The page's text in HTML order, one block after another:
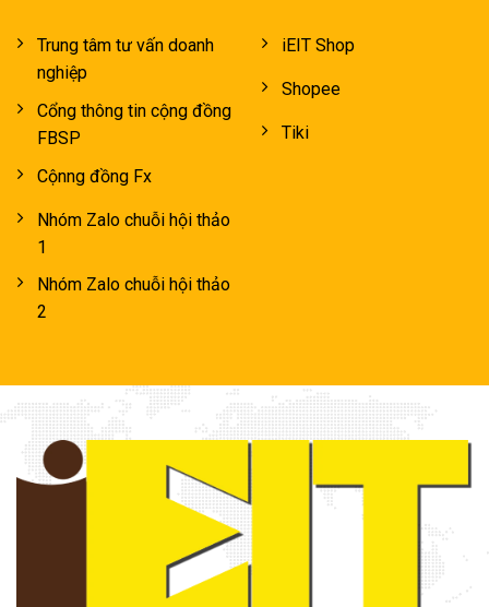
Trung tâm tư vấn doanh
nghiệp
Cổng thông tin cộng đồng
FBSP
Cộnng đồng Fx
Nhóm Zalo chuỗi hội thảo
1
Nhóm Zalo chuỗi hội thảo
2
iEIT Shop
Shopee
Tiki